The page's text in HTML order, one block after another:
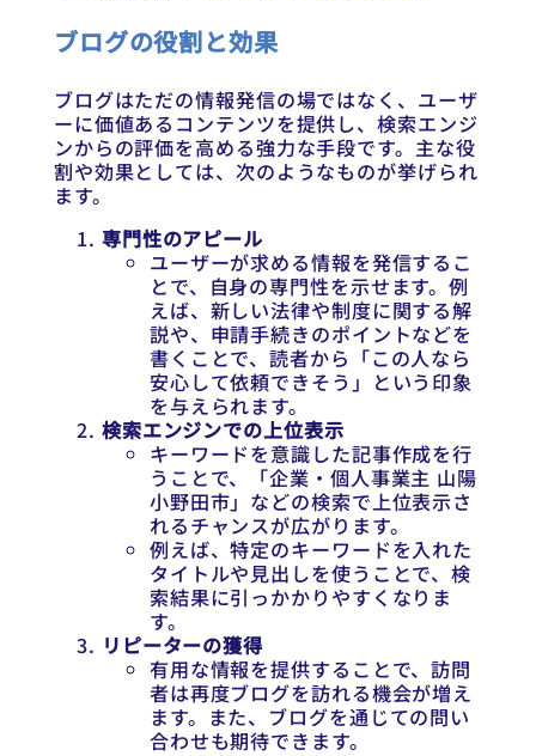
ブログの役割と効果
ブログはただの情報発信の場ではなく、ユーザ
ーに価値あるコンテンツを提供し、検索エンジ
ンからの評価を高める強力な手段です。主な役
割や効果としては、次のようなものが挙げられ
ます。
専門性のアピール
ユーザーが求める情報を発信するこ
とで、自身の専門性を示せます。例
えば、新しい法律や制度に関する解
説や、申請手続きのポイントなどを
書くことで、読者から「この人なら
安心して依頼できそう」という印象
を与えられます。
検索エンジンでの上位表示
キーワードを意識した記事作成を行
うことで、「企業・個人事業主 山陽
小野田市」などの検索で上位表示さ
れるチャンスが広がります。
例えば、特定のキーワードを入れた
タイトルや見出しを使うことで、検
索結果に引っかかりやすくなりま
す。
リピーターの獲得
有用な情報を提供することで、訪問
者は再度ブログを訪れる機会が増え
ます。また、ブログを通じての問い
合わせも期待できます。